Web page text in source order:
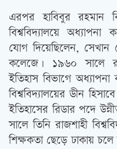
এরপর হাবিবুর রহমান
বিশ্ববিদ্যালয়ে
যোগ দিয়েছিলেন,
কলেজে। ১৯৬০ সালে
ইতিহাস বিভাগে
বিশ্ববিদ্যালয়ের ডীন
ইতিহাসের রিডার পদে
সালে তিনি রাজশাহী
শিক্ষকতা ছেড়ে ঢাকায়